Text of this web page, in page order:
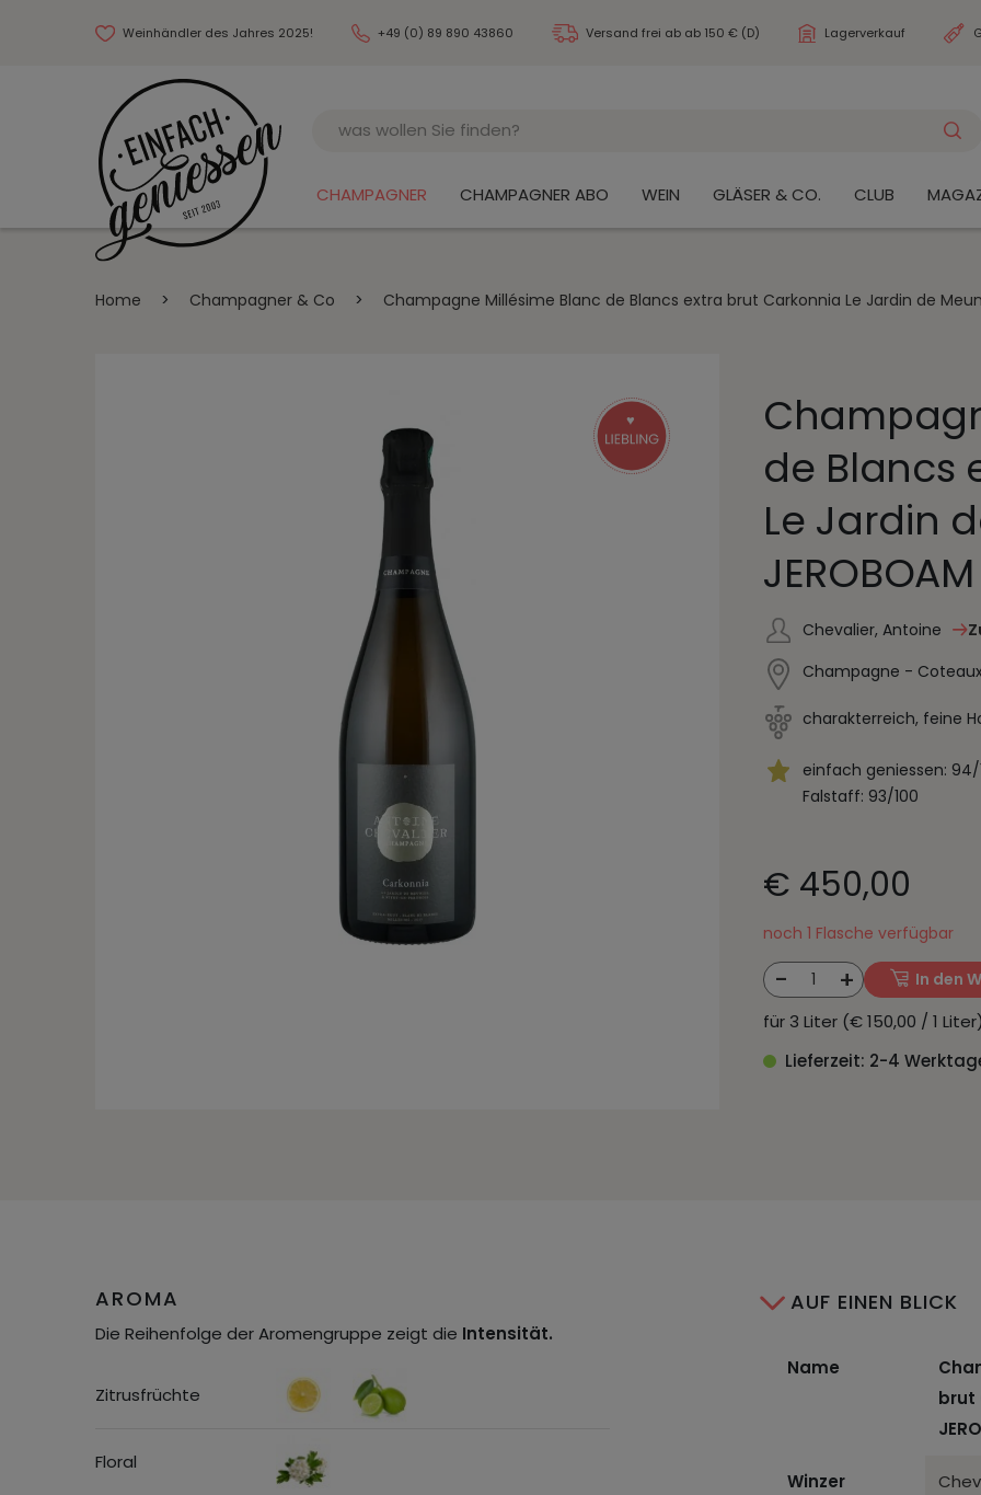
Weinhändler des Jahres 2025! +49 (0) 89 890 43860 Versand frei ab ab 150 € (D) Lagerverkauf
CHAMPAGNER CHAMPAGNER ABO WEIN GLÄSER & CO. CLUB
Home > Champagner & Co > Champagne Millésime Blanc de Blancs extra brut Carkonnia Le Jardin de
de Blancs
Le Jardin
Chevalier, Antoine
Champagne -
charakterreich, feine
einfach geniessen: 94/
Falstaff: 93/100
€ 450,00
noch 1 Flasche verfügbar
- 1 + In den
für 3 Liter (€ 150,00 / 1
Lieferzeit: 2-4
AROMA
Die Reihenfolge der Aromengruppe zeigt die Intensität.
Zitrusfrüchte
Floral
AUF EINEN BLICK
Name
brut
Winzer